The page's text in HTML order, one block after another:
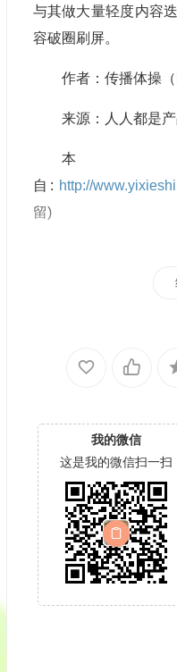
与其做大量轻度内容
容破圈刷屏。
作者：传播体操
来源：人人都是
本
自: http://
留)
我的微信
这是我的微信扫一扫